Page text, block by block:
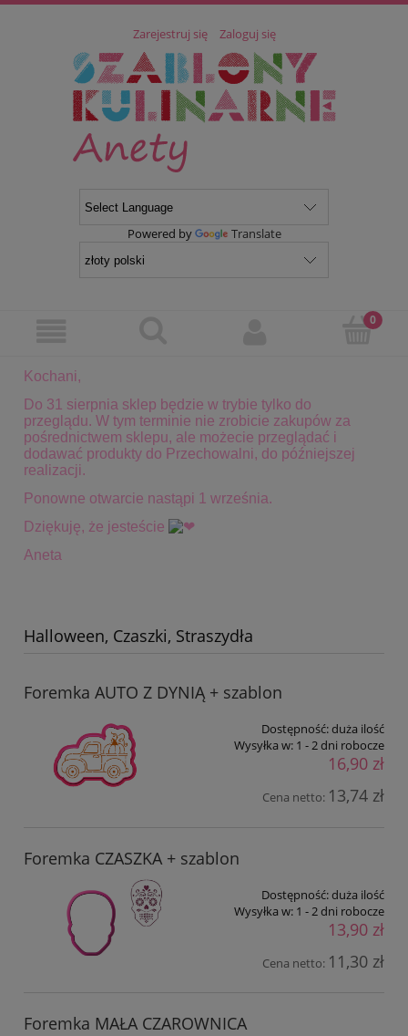
Zarejestruj się Zaloguj się
Powered by Translate
Kochani,
Do 31 sierpnia sklep będzie w trybie tylko do
przeglądu. W tym terminie nie zrobicie zakupów za
pośrednictwem sklepu, ale możecie przeglądać i
dodawać produkty do Przechowalni, do późniejszej
realizacji.
Ponowne otwarcie nastąpi 1 września.
Dziękuję, że jesteście
Aneta
Halloween, Czaszki, Straszydła
Foremka AUTO Z DYNIĄ + szablon
Dostępność:duża ilość
Wysyłka w: 1 - 2 dni robocze
16,90 zł
Cena netto: 13,74 zł
Foremka CZASZKA + szablon
Dostępność:duża ilość
Wysyłka w: 1 - 2 dni robocze
13,90 zł
Cena netto: 11,30 zł
Foremka MAŁA CZAROWNICA